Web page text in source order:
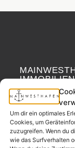
Um dir ein optimales
Cookies, um
zuzugreifen. Wenn du
wie das Surfverhalten
IMMOBILIEN
Ihr
aus der
– seit 2017.